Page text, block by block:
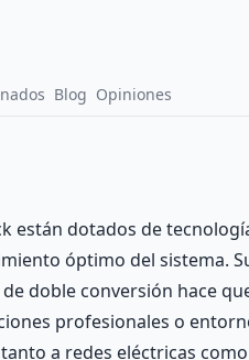
Blog Opiniones
están dotados de
óptimo del sistema.
doble conversión hace
profesionales o
a redes eléctricas